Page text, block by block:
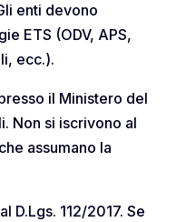
enti devono
ETS (ODV, APS,
ecc.).
il Ministero del
Non si iscrivono al
assumano la
D.Lgs. 112/2017. Se